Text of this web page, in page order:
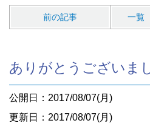
前の記事 一覧
ありがとうございま
公開日：2017/08/07(月)
更新日：2017/08/07(月)